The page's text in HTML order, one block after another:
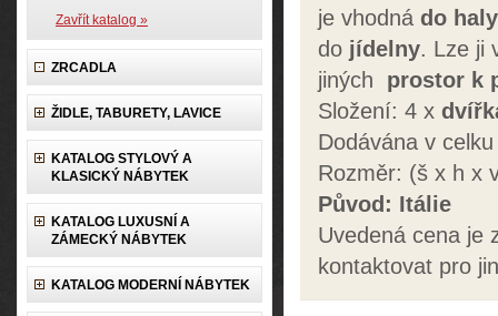
Zavřít katalog »
ZRCADLA
ŽIDLE, TABURETY, LAVICE
KATALOG STYLOVÝ A
KLASICKÝ NÁBYTEK
KATALOG LUXUSNÍ A
ZÁMECKÝ NÁBYTEK
KATALOG MODERNÍ NÁBYTEK
je vhodná do haly
do jídelny. Lze ji
jiných
prostor k
Složení: 4 x
Dodávána v celku
Rozměr: (š x h x
Původ: Itálie
Uvedená cena je
kontaktovat pro